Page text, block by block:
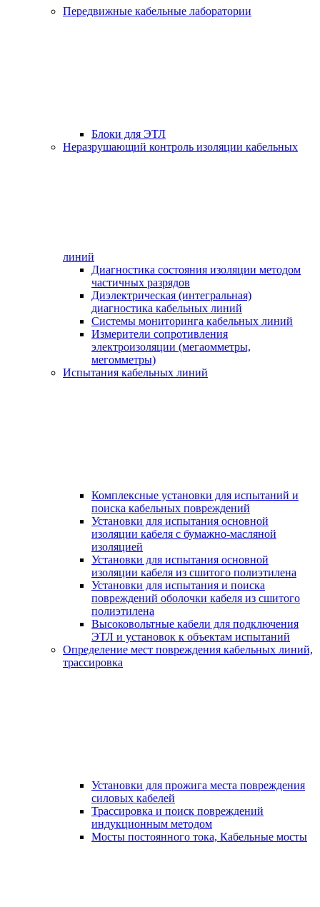
Передвижные кабельные лаборатории
Блоки для ЭТЛ
Неразрушающий контроль изоляции кабельных
линий
Диагностика состояния изоляции методом
частичных разрядов
Диэлектрическая (интегральная)
диагностика кабельных линий
Системы мониторинга кабельных линий
Измерители сопротивления
электроизоляции (мегаомметры,
мегомметры)
Испытания кабельных линий
Комплексные установки для испытаний и
поиска кабельных повреждений
Установки для испытания основной
изоляции кабеля с бумажно-масляной
изоляцией
Установки для испытания основной
изоляции кабеля из сшитого полиэтилена
Установки для испытания и поиска
повреждений оболочки кабеля из сшитого
полиэтилена
Высоковольтные кабели для подключения
ЭТЛ и установок к объектам испытаний
Определение мест повреждения кабельных линий,
трассировка
Установки для прожига места повреждения
силовых кабелей
Трассировка и поиск повреждений
индукционным методом
Мосты постоянного тока, Кабельные мосты